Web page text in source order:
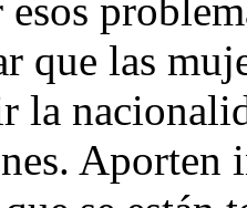
esos
que las
la
Aporten